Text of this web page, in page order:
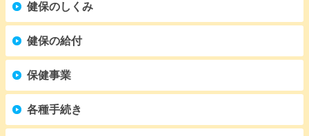
健保のしくみ
健保の給付
保健事業
各種手続き